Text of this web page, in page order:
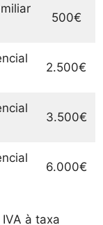
500€
2.500€
3.500€
6.000€
à taxa